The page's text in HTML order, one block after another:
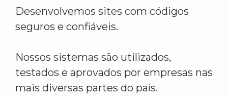
Desenvolvemos sites com códigos
seguros e confiáveis.
Nossos sistemas são utilizados,
testados e aprovados por empresas nas
mais diversas partes do país.